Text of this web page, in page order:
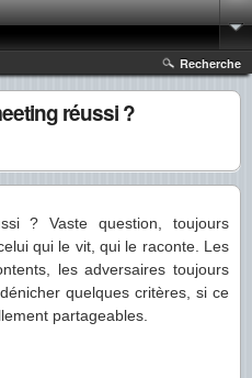
Recherche
réussi ?
? Vaste question, toujours
qui le vit, qui le raconte. Les
les adversaires toujours
quelques critères, si ce
partageables.